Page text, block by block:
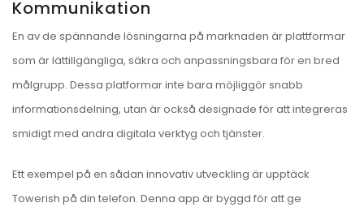
Kommunikation
En av de spännande lösningarna på marknaden är plattformar
som är lättillgängliga, säkra och anpassningsbara för en bred
målgrupp. Dessa platformar inte bara möjliggör snabb
informationsdelning, utan är också designade för att integreras
smidigt med andra digitala verktyg och tjänster.
Ett exempel på en sådan innovativ utveckling är upptäck
Towerish på din telefon. Denna app är byggd för att ge